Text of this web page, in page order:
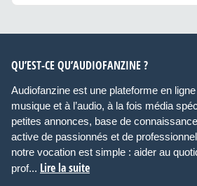
QU’EST-CE QU’AUDIOFANZINE ?
Audiofanzine est une plateforme en
musique et à l’audio, à la fois média
petites annonces, base de
active de passionnés et de
notre vocation est simple : aider au
prof... Lire la suite